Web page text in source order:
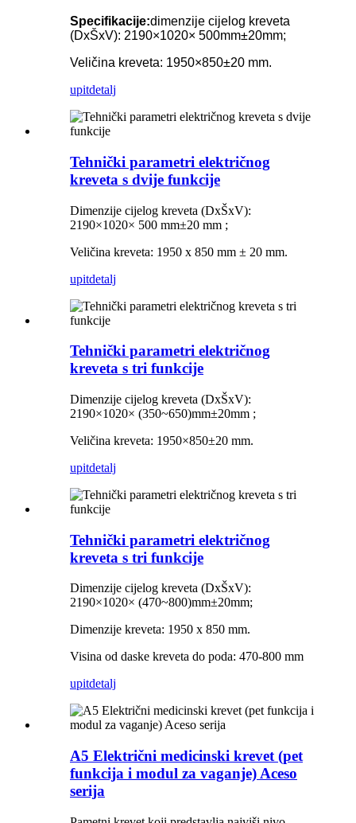
Specifikacije:dimenzije cijelog kreveta
(DxŠxV): 2190×1020× 500mm±20mm;
Veličina kreveta: 1950×850±20 mm.
upitdetalj
Tehnički parametri električnog
kreveta s dvije funkcije
Dimenzije cijelog kreveta (DxŠxV):
2190×1020× 500 mm±20 mm ;
Veličina kreveta: 1950 x 850 mm ± 20 mm.
upitdetalj
Tehnički parametri električnog
kreveta s tri funkcije
Dimenzije cijelog kreveta (DxŠxV):
2190×1020× (350~650)mm±20mm ;
Veličina kreveta: 1950×850±20 mm.
upitdetalj
Tehnički parametri električnog
kreveta s tri funkcije
Dimenzije cijelog kreveta (DxŠxV):
2190×1020× (470~800)mm±20mm;
Dimenzije kreveta: 1950 x 850 mm.
Visina od daske kreveta do poda: 470-800 mm
upitdetalj
A5 Električni medicinski krevet (pet
funkcija i modul za vaganje) Aceso
serija